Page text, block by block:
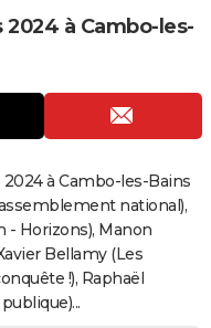
à Cambo-les-
à Cambo-les-Bains
national),
- Horizons), Manon
Bellamy (Les
!), Raphaël